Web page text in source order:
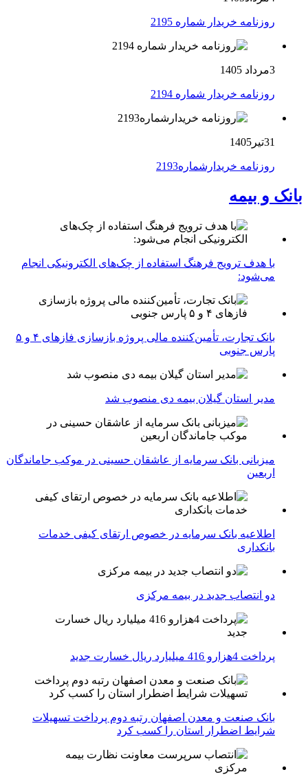
روزنامه خریدار شماره 2195
3مرداد 1405
روزنامه خریدار شماره 2194
31تیر1405
روزنامه خریدارشماره2193
بانک و بیمه
با هدف ترویج فرهنگ استفاده از چک‌های الکترونیکی انجام
می‌شود:
بانک تجارت، تأمین‌کننده مالی پروژه بازسازی فازهای ۴ و ۵
پارس جنوبی
مدیر استان گیلان بیمه دی منصوب شد
میزبانی بانک سرمایه از عاشقان حسینی در موکب جاماندگان
اربعین
اطلاعیه بانک سرمایه در خصوص ارتقای کیفی خدمات
بانکداری
دو انتصاب جدید در بیمه مركزی
پرداخت 4هزارو 416 میلیارد ریال خسارت جدید
بانک صنعت و معدن اصفهان رتبه دوم پرداخت تسهیلات
شرایط اضطرار استان را کسب کرد